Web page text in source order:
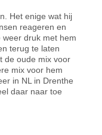
Het enige wat hij
reageren en
weer druk met hem
terug te laten
de oude mix voor
mix voor hem
in NL in Drenthe
daar naar toe